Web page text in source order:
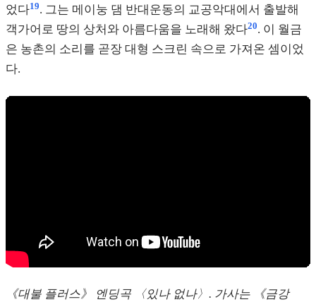
었다19. 그는 메이눙 댐 반대운동의 교공악대에서 출발해
객가어로 땅의 상처와 아름다움을 노래해 왔다20. 이 월금
은 농촌의 소리를 곧장 대형 스크린 속으로 가져온 셈이었
다.
《대불 플러스》 엔딩곡 〈있나 없나〉. 가사는 《금강